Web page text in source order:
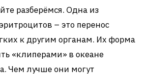
разберёмся. Одна из
– это перенос
к другим органам. Их форма
«клиперами» в океане
Чем лучше они могут